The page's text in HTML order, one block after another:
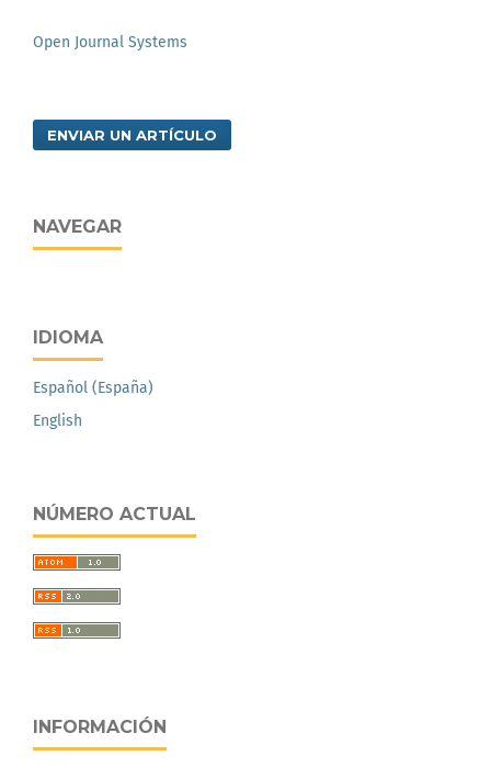
Open Journal Systems
ENVIAR UN ARTÍCULO
NAVEGAR
IDIOMA
Español (España)
English
NÚMERO ACTUAL
INFORMACIÓN